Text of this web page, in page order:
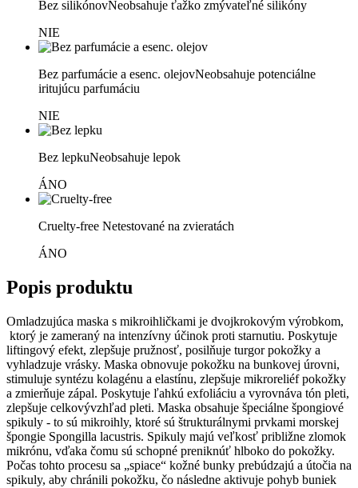
Bez silikónovNeobsahuje ťažko zmývateľné silikóny
NIE
Bez parfumácie a esenc. olejovNeobsahuje potenciálne
iritujúcu parfumáciu
NIE
Bez lepkuNeobsahuje lepok
ÁNO
Cruelty-free Netestované na zvieratách
ÁNO
Popis produktu
Omladzujúca maska ​​s mikroihličkami je dvojkrokovým výrobkom,
ktorý je zameraný na intenzívny účinok proti starnutiu. Poskytuje
liftingový efekt, zlepšuje pružnosť, posilňuje turgor pokožky a
vyhladzuje vrásky. Maska obnovuje pokožku na bunkovej úrovni,
stimuluje syntézu kolagénu a elastínu, zlepšuje mikroreliéf pokožky
a zmierňuje zápal. Poskytuje ľahkú exfoliáciu a vyrovnáva tón pleti,
zlepšuje celkovývzhľad pleti. Maska obsahuje špeciálne špongiové
spikuly - to sú mikroihly, ktoré sú štrukturálnymi prvkami morskej
špongie Spongilla lacustris. Spikuly majú veľkosť približne zlomok
mikrónu, vďaka čomu sú schopné preniknúť hlboko do pokožky.
Počas tohto procesu sa „spiace“ kožné bunky prebúdzajú a útočia na
spikuly, aby chránili pokožku, čo následne aktivuje pohyb buniek